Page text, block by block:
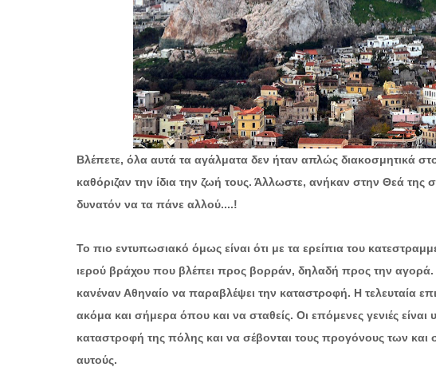
Βλέπετε, όλα αυτά τα αγάλματα δεν ήταν απλώς διακοσμητικά
καθόριζαν την ίδια την ζωή τους. Άλλωστε, ανήκαν στην Θεά
δυνατόν να τα πάνε αλλού....!
Το πιο εντυπωσιακό όμως είναι ότι με τα ερείπια του
ιερού βράχου που βλέπει προς βορράν, δηλαδή προς την
κανέναν Αθηναίο να παραβλέψει την καταστροφή. Η τελευταία
ακόμα και σήμερα όπου και να σταθείς. Οι επόμενες γενιές
καταστροφή της πόλης και να σέβονται τους προγόνους των
αυτούς.